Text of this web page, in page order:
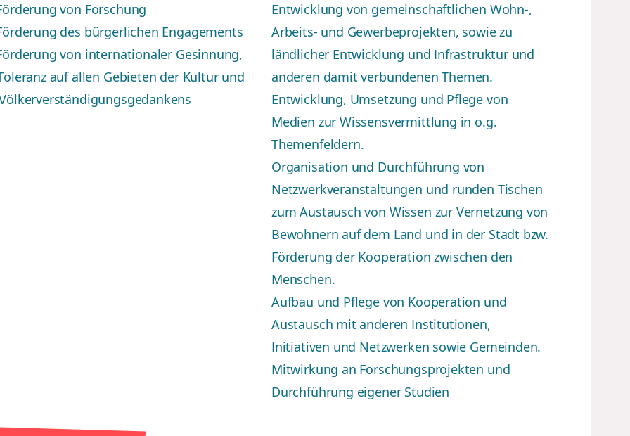
von Forschung
des bürgerlichen Engagements
von internationaler Gesinnung,
auf allen Gebieten der Kultur und
Entwicklung von gemeinschaftlichen Wohn-,
Arbeits- und Gewerbeprojekten, sowie zu
ländlicher Entwicklung und Infrastruktur und
anderen damit verbundenen Themen.
Entwicklung, Umsetzung und Pflege von
Medien zur Wissensvermittlung in o.g.
Themenfeldern.
Organisation und Durchführung von
Netzwerkveranstaltungen und runden Tischen
zum Austausch von Wissen zur Vernetzung von
Bewohnern auf dem Land und in der Stadt bzw.
Förderung der Kooperation zwischen den
Menschen.
Aufbau und Pflege von Kooperation und
Austausch mit anderen Institutionen,
Initiativen und Netzwerken sowie Gemeinden.
Mitwirkung an Forschungsprojekten und
Durchführung eigener Studien